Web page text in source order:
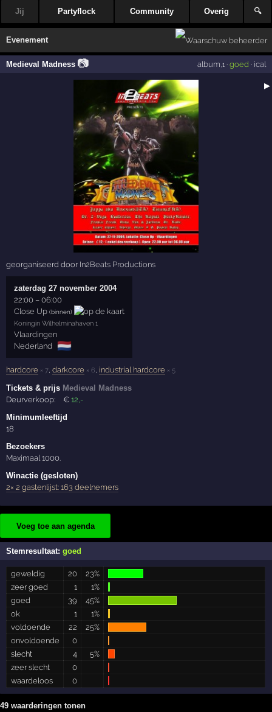
Jij Partyflock Community Overig 🔍
Evenement
Medieval Madness 📷 album ,1· goed· ical
▶
georganiseerd door In2Beats Productions
zaterdag 27 november 2004
22:00 –06:00
Close Up (binnen)
Koningin Wilhelminahaven 1
Vlaardingen
Nederland 🇳🇱
hardcore × 7,darkcore × 6, industrial hardcore × 5
Tickets & prijs Medieval Madness
Deurverkoop:
€12 ,-
Minimumleeftijd
18
Bezoekers
Maximaal 1000.
Winactie (gesloten)
2× 2 gastenlijst: 163 deelnemers
Voeg toe aan agenda
Stemresultaat:goed
geweldig 20
23%
zeer goed
1
1%
goed
39
45%
ok
1
1%
voldoende
22
25%
onvoldoende
0
slecht
4
5%
zeer slecht
0
waardeloos
0
49 waarderingen tonen